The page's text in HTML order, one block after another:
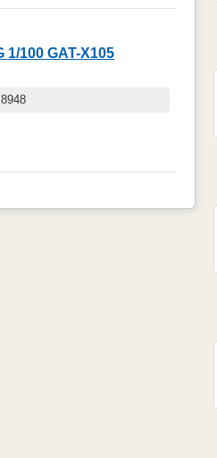
1/100 GAT-X105